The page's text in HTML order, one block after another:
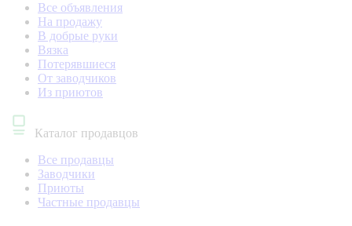
Все объявления
На продажу
В добрые руки
Вязка
Потерявшиеся
От заводчиков
Из приютов
Каталог продавцов
Все продавцы
Заводчики
Приюты
Частные продавцы